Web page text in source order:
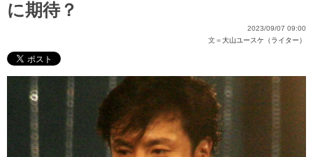
に期待？
2023/09/07 09:00
文＝大山ユースケ（ライター）